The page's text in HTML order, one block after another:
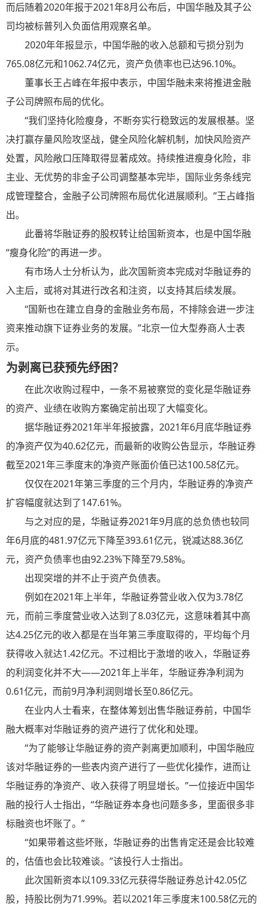
而后随着2020年报于2021年8月公布后，中国华融及其子公
司均被标普列入负面信用观察名单。
2020年年报显示，中国华融的收入总额和亏损分别为
765.08亿元和1062.74亿元，资产负债率也已达96.10%。
董事长王占峰在年报中表示，中国华融未来将推进金融
子公司牌照布局的优化。
“我们坚持化险瘦身，不断夯实行稳致远的发展根基。坚
决打赢存量风险攻坚战，健全风险化解机制，加快风险资产
处置，风险敞口压降取得显著成效。持续推进瘦身化险，非
主业、无优势的非金子公司调整基本完毕，国际业务条线完
成管理整合，金融子公司牌照布局优化进展顺利。”王占峰指
出。
此番将华融证券的股权转让给国新资本，也是中国华融
“瘦身化险”的再进一步。
有市场人士分析认为，此次国新资本完成对华融证券的
入主后，或将对其进行改名和注资，以支持其后续发展。
“国新也在建立自身的金融业务布局，不排除会进一步注
资来推动旗下证券业务的发展。”北京一位大型券商人士表
示。
为剥离已获预先纾困？
在此次收购过程中，一条不易被察觉的变化是华融证券
的资产、业绩在收购方案确定前出现了大幅变化。
据华融证券2021年半年报披露，2021年6月底华融证券
的净资产仅为40.62亿元，而最新的收购公告显示，华融证券
截至2021年三季度末的净资产账面价值已达100.58亿元。
仅仅在2021年第三季度的三个月内，华融证券的净资产
扩容幅度就达到了147.61%。
与之对应的是，华融证券2021年9月底的总负债也较同
年6月底的481.97亿元下降至393.61亿元，锐减达88.36亿
元，资产负债率也由92.23%下降至79.58%。
出现突增的并不止于资产负债表。
例如在2021年上半年，华融证券营业收入仅为3.78亿
元，而前三季度营业收入达到了8.03亿元，这意味着其中高
达4.25亿元的收入都是在当年第三季度取得的，平均每个月
获得收入就达1.42亿元。不过相比于激增的收入，华融证券
的利润变化并不大——2021年上半年，华融证券净利润为
0.61亿元，而前9月净利润则增长至0.86亿元。
在业内人士看来，在整体筹划出售华融证券前，中国华
融大概率对华融证券的资产进行了优化和处理。
“为了能够让华融证券的资产剥离更加顺利，中国华融应
该对华融证券的一些表内资产进行了一些优化操作，进而让
华融证券的净资产、收入获得了明显增长。”一位接近中国华
融的投行人士指出，“华融证券本身也问题多多，里面很多非
标融资也坏账了。”
“如果带着这些坏账，华融证券的出售肯定还是会比较难
的，估值也会比较难谈。”该投行人士指出。
此次国新资本以109.33亿元获得华融证券总计42.05亿
股，持股比例为71.99%。若以2021年三季度末100.58亿元的